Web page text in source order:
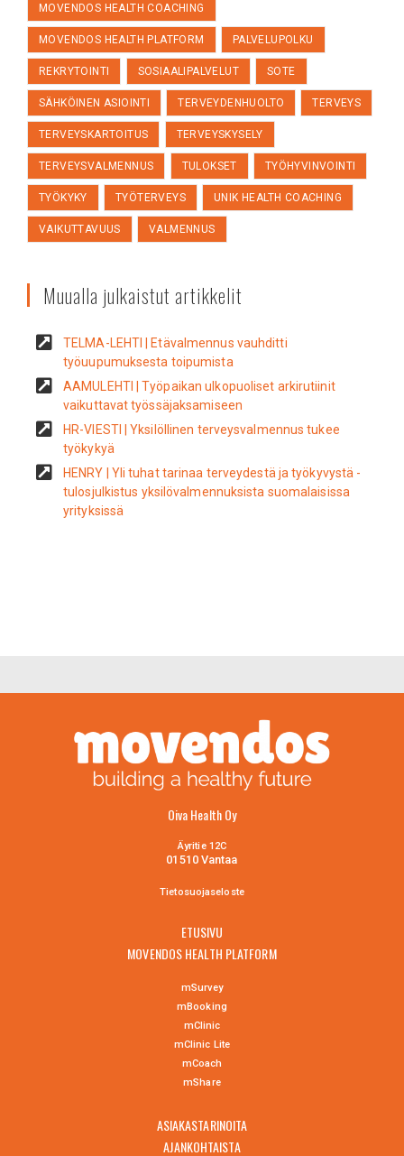
MOVENDOS HEALTH COACHING
MOVENDOS HEALTH PLATFORM PALVELUPOLKU
REKRYTOINTI SOSIAALIPALVELUT SOTE
SÄHKÖINEN ASIOINTI TERVEYDENHUOLTO TERVEYS
TERVEYSKARTOITUS TERVEYSKYSELY
TERVEYSVALMENNUS TULOKSET TYÖHYVINVOINTI
TYÖKYKY TYÖTERVEYS UNIK HEALTH COACHING
VAIKUTTAVUUS VALMENNUS
Muualla julkaistut artikkelit
TELMA-LEHTI | Etävalmennus vauhditti
työuupumuksesta toipumista
AAMULEHTI | Työpaikan ulkopuoliset arkirutiinit
vaikuttavat työssäjaksamiseen
HR-VIESTI | Yksilöllinen terveysvalmennus tukee
työkykyä
HENRY | Yli tuhat tarinaa terveydestä ja työkyvystä -
tulosjulkistus yksilövalmennuksista suomalaisissa
yrityksissä
Oiva Health Oy
Äyritie 12C
01510 Vantaa
Tietosuojaselo ste
ETUSIVU
MOVENDOS HEALTH PLATFORM
mSurvey
mBooking
mClinic
mClinic Lite
mCoach
mShare
ASIAKASTARINOITA
AJANKOHTAISTA